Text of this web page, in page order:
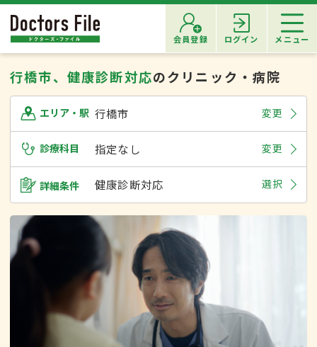
会員登録 ログイン メニュー
行橋市、健康診断対応のクリニック・病院
エリア・駅 行橋市 変更
診療科目 指定なし 変更
詳細条件 健康診断対応 選択